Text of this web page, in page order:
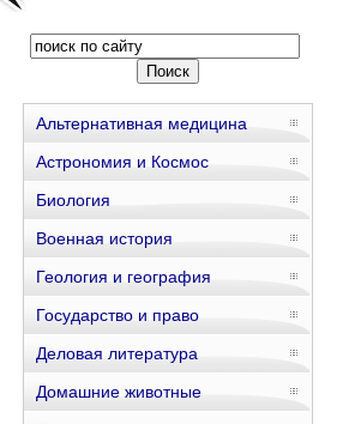
Альтернативная медицина
Астрономия и Космос
Биология
Военная история
Геология и география
Государство и право
Деловая литература
Домашние животные